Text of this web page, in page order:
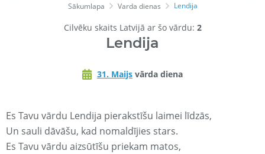
Sākumlapa Varda dienas Lendija
Cilvēku skaits Latvijā ar šo vārdu: 2
Lendija
31. Maijs vārda diena
Es Tavu vārdu Lendija pierakstīšu laimei līdzās,
Un sauli dāvāšu, kad nomaldījies stars.
Es Tavu vārdu aizsūtīšu priekam matos,